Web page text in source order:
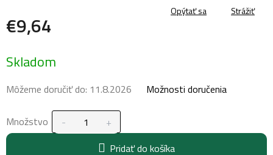
€9,64
cena:
Skladom
Môžeme doručiť do: 11.8.2026 Možnosti doručenia
Množstvo
Pridať do košíka
Opýtať sa Strážiť